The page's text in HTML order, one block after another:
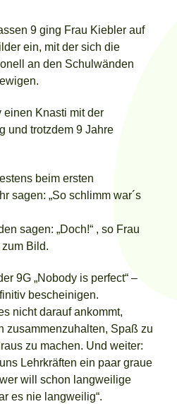
9 ging Frau Kiebler auf
ein, mit der sich die
an den Schulwänden
einen Knasti mit der
und trotzdem 9 Jahre
beim ersten
sagen: „So schlimm war´s
sagen: „Doch!“ , so Frau
Bild.
9G „Nobody is perfect“ –
bescheinigen.
nicht darauf ankommt,
zusammenzuhalten, Spaß zu
zu machen. Und weiter:
Lehrkräften ein paar graue
will schon langweilige
es nie langweilig“.